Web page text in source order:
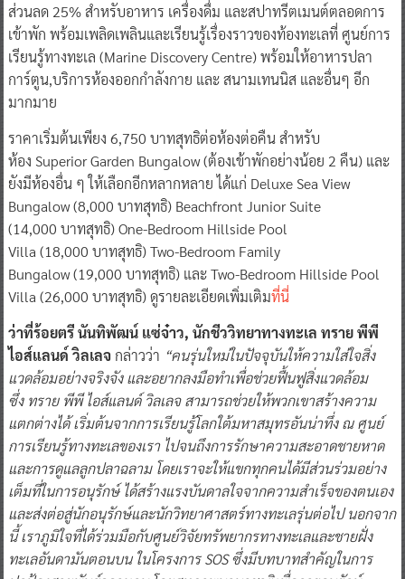
ส่วนลด 25% สำหรับอาหาร เครื่องดื่ม และสปาทรีตเมนต์ตลอดการ
เข้าพัก พร้อมเพลิดเพลินและเรียนรู้เรื่องราวของท้องทะเลที่ ศูนย์การ
เรียนรู้ทางทะเล (Marine Discovery Centre) พร้อมให้อาหารปลา
การ์ตูน,บริการห้องออกกำลังกาย และ สนามเทนนิส และอื่นๆ อีก
มากมาย
ราคาเริ่มต้นเพียง 6,750 บาทสุทธิต่อห้องต่อคืน สำหรับ
ห้อง Superior Garden Bungalow (ต้องเข้าพักอย่างน้อย 2 คืน) และ
ยังมีห้องอื่น ๆ ให้เลือกอีกหลากหลาย ได้แก่ Deluxe Sea View
Bungalow (8,000 บาทสุทธิ) Beachfront Junior Suite
(14,000 บาทสุทธิ) One-Bedroom Hillside Pool
Villa (18,000 บาทสุทธิ) Two-Bedroom Family
Bungalow (19,000 บาทสุทธิ) และ Two-Bedroom Hillside Pool
Villa (26,000 บาทสุทธิ) ดูรายละเอียดเพิ่มเติมที่นี่
ว่าที่ร้อยตรี นันทิพัฒน์ แซ่จ๋าว, นักชีววิทยาทางทะเล ทราย พีพี
ไอส์แลนด์ วิลเลจกล่าวว่า “คนรุ่นใหม่ในปัจจุบันให้ความใส่ใจสิ่ง
แวดล้อมอย่างจริงจัง และอยากลงมือทำเพื่อช่วยฟื้นฟูสิ่งแวดล้อม
ซึ่ง ทราย พีพี ไอส์แลนด์ วิลเลจ สามารถช่วยให้พวกเขาสร้างความ
แตกต่างได้ เริ่มต้นจากการเรียนรู้โลกใต้มหาสมุทรอันน่าทึ่ง ณ ศูนย์
การเรียนรู้ทางทะเลของเรา ไปจนถึงการรักษาความสะอาดชายหาด
และการดูแลลูกปลาฉลาม โดยเราจะให้แขกทุกคนได้มีส่วนร่วมอย่าง
เต็มที่ในการอนุรักษ์ ได้สร้างแรงบันดาลใจจากความสำเร็จของตนเอง
และส่งต่อสู่นักอนุรักษ์และนักวิทยาศาสตร์ทางทะเลรุ่นต่อไป นอกจาก
นี้ เราภูมิใจที่ได้ร่วมมือกับศูนย์วิจัยทรัพยากรทางทะเลและชายฝั่ง
ทะเลอันดามันตอนบน ในโครงการ SOS ซึ่งมีบทบาทสำคัญในการ